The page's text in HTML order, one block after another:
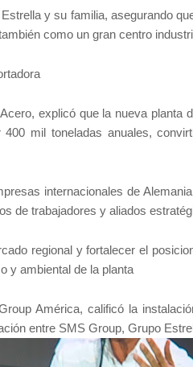
y su familia, asegurando
como un gran centro
explicó que la nueva planta
mil toneladas anuales,
internacionales de
de trabajadores y aliados
regional y fortalecer el
y ambiental de la planta
América, calificó la
entre SMS Group, Grupo